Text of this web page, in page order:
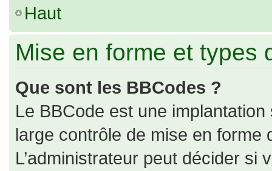
Haut
Mise en forme et types
Que sont les BBCodes ?
Le BBCode est une
large contrôle de mise en forme
L’administrateur peut décider